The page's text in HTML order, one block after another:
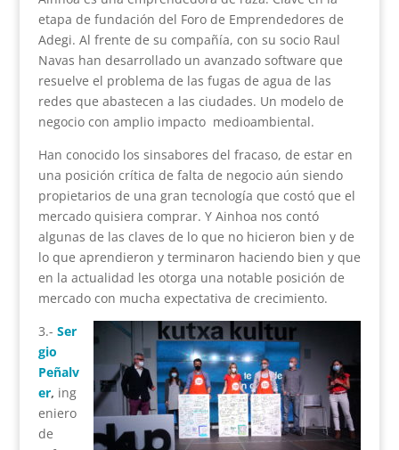
etapa de fundación del Foro de Emprendedores de
Adegi. Al frente de su compañía, con su socio Raul
Navas han desarrollado un avanzado software que
resuelve el problema de las fugas de agua de las
redes que abastecen a las ciudades. Un modelo de
negocio con amplio impacto medioambiental.
Han conocido los sinsabores del fracaso, de estar en
una posición crítica de falta de negocio aún siendo
propietarios de una gran tecnología que costó que el
mercado quisiera comprar. Y Ainhoa nos contó
algunas de las claves de lo que no hicieron bien y de
lo que aprendieron y terminaron haciendo bien y que
en la actualidad les otorga una notable posición de
mercado con mucha expectativa de crecimiento.
3.- Ser
gio
Peñalv
er, ing
eniero
de